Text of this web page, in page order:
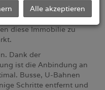
– die vielseitigen
Die vielfältigen
diese Immobilie zu
Dank der
ist die Anbindung an
Busse, U-Bahnen
Schritte entfernt und
Alle akzeptieren